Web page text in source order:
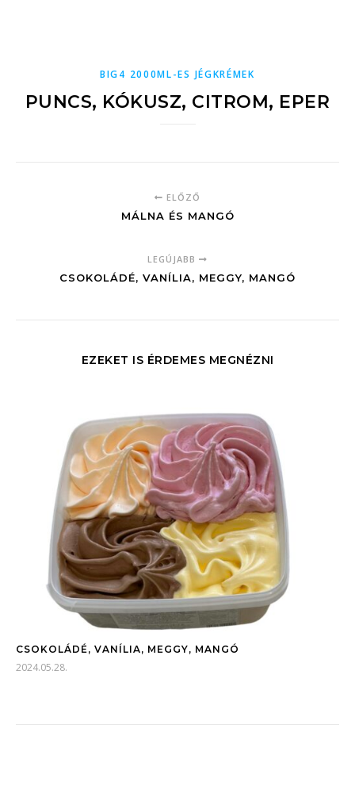
BIG4 2000ML-ES JÉGKRÉMEK
PUNCS, KÓKUSZ, CITROM, EPER
ELŐZŐ
MÁLNA ÉS MANGÓ
LEGÚJABB
CSOKOLÁDÉ, VANÍLIA, MEGGY, MANGÓ
EZEKET IS ÉRDEMES MEGNÉZNI
CSOKOLÁDÉ, VANÍLIA, MEGGY, MANGÓ
2024.05.28.